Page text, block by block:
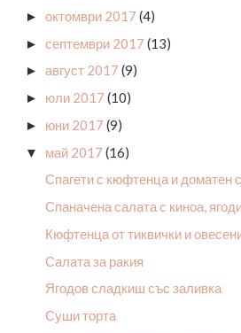
► октомври 2017 (4)
► септември 2017 (13)
► август 2017 (9)
► юли 2017 (10)
► юни 2017 (9)
▼ май 2017 (16)
Спагети с кюфтенца и доматен
Спаначена салата с киноа,
Кюфтенца от тиквички и
Салата за ракия
Ягодов сладкиш със заливка
Суши торта